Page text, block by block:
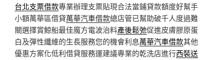
台北支票借款專業辦理支票貼現合法當鋪貸款額度好幫手
小額萬華區借貸萬華汽車借款總店管已幫助破千人度過難
關選擇賞鯨船最佳魔方電波治料產後鬆弛促進皮膚膠原蛋
白及彈性纖維的生長服務您的機會利息萬華汽車借款其他
優惠方案化低利借貸服務運建議專業的乾洗店進行西裝送